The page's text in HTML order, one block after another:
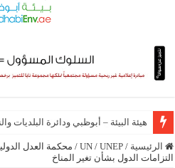
هيئة البيئة – أبوظبي ودائرة البلديات
الرئيسية /
UN / UNEP
/ محكمة العدل
التزامات الدول بشأن تغير المناخ